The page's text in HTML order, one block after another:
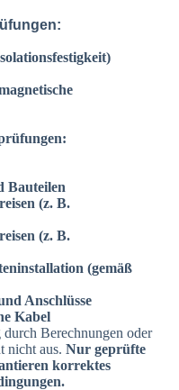
Bauteilen
(z. B.
(z. B.
(gemäß
Anschlüsse
Kabel
Berechnungen oder
nicht aus. Nur geprüfte
korrektes